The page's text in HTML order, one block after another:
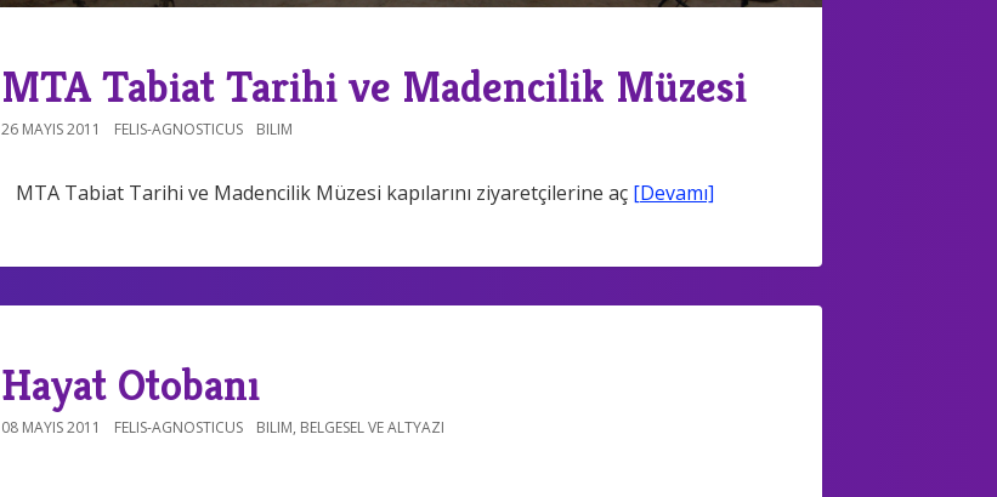
MTA Tabiat Tarihi ve Madencilik Müzesi
26 MAYIS 2011 FELIS-AGNOSTICUS BILIM
MTA Tabiat Tarihi ve Madencilik Müzesi kapılarını ziyaretçilerine aç [Devamı]
Hayat Otobanı
08 MAYIS 2011 FELIS-AGNOSTICUS BILIM, BELGESEL VE ALTYAZI